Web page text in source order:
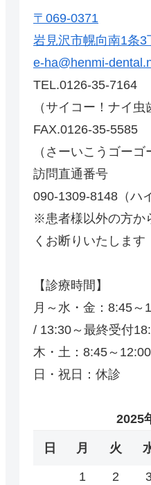
〒069-0371
岩見沢市幌向南1条3
e-ha@henmi-
TEL.0126-35-7164
（サイコー！ナイ虫
FAX.0126-35-5585
（さーいこうゴーゴ
訪問直通番号
090-1309-8148（ハ
※患者様以外の方か
くお断りいたします
【診療時間】
月～水・金：8:45～
/ 13:30～最終受付
木・土：8:45～12:00
日・祝日：休診
2025
日 月 火
1 2